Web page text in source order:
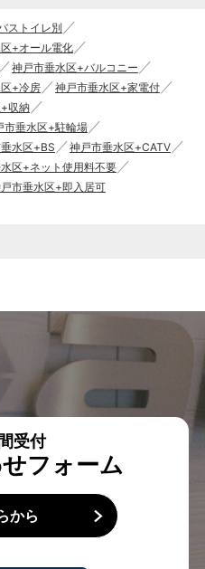
ストイレ別
+オール電化
神戸市垂水区+バルコニー
+冷房
神戸市垂水区+家電付
収納
市垂水区+駐輪場
水区+BS
神戸市垂水区+CATV
区+ネット使用料不要
市垂水区+即入居可
受付
フォーム
から